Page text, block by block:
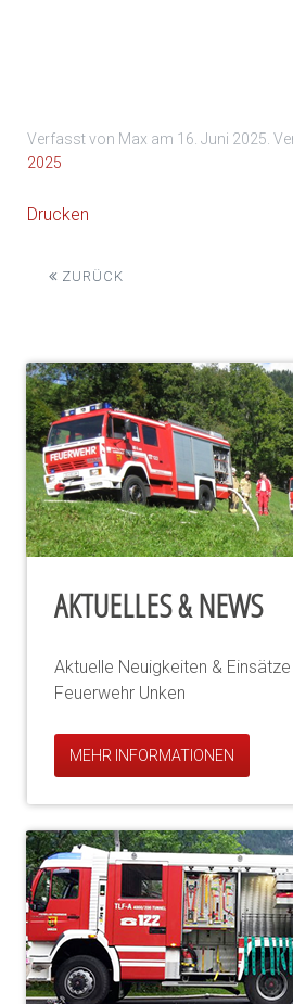
Verfasst von Max am 16. Juni 2025 .
2025
Drucken
ZURÜCK
AKTUELLES & NEWS
Aktuelle Neuigkeiten &
Feuerwehr Unken
MEHR INFORMATIONEN